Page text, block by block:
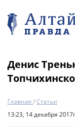
Денис
Главная /Статьи
13:23, 14 декабря